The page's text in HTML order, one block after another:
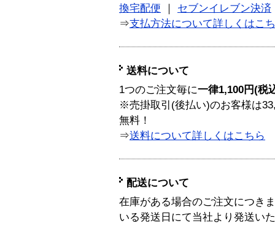
換宅配便
セブンイレブン決済
⇒支払方法について詳しくはこ
送料について
1つのご注文毎に一律1,100円(税
※売掛取引(後払い)のお客様は
無料！
⇒送料について詳しくはこちら
配送について
在庫がある場合のご注文につき
いる発送日にて当社より発送い